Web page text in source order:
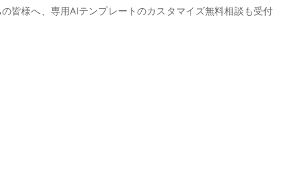
皆様へ、専用AIテンプレートのカスタマイズ無料相談も受付